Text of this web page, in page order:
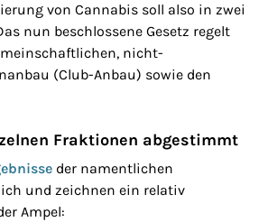
von Cannabis soll also in zwei
nun beschlossene Gesetz regelt
nicht-
(Club-Anbau) sowie den
Fraktionen abgestimmt
der namentlichen
und zeichnen ein relativ
Ampel: